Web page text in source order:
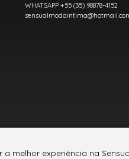
WHATSAPP +55 (35) 98878-4152
melhor experiência na